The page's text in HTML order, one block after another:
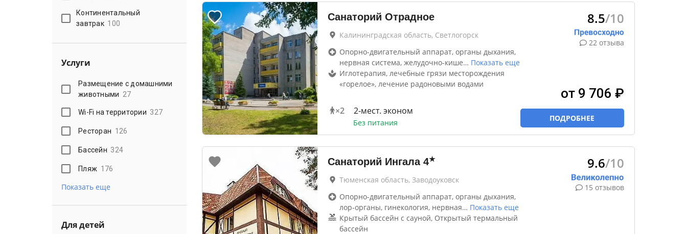
Континентальный
завтрак 100
Услуги
Размещение с домашними
животными 27
Wi-Fi на территории 327
Ресторан 126
Бассейн 324
Пляж 176
Показать еще
Для детей
Санаторий Отрадное
Калининградская область, Светлогорск
Опорно-двигательный аппарат, органы дыхания,
нервная система, желудочно-кише… Показать еще
Иглотерапия, лечебные грязи месторождения
«горелое», лечение радоновыми водами
×2 2-мест. эконом
Без питания
8.5/10
22 отзыва
от 9 706 ₽
ПОДРОБНЕЕ
Санаторий Ингала 4★
Тюменская область, Заводоуковск
Опорно-двигательный аппарат, органы дыхания,
лор-органы, гинекология, нервная… Показать еще
Крытый бассейн с сауной, Открытый термальный
бассейн
9.6/10
15 отзывов